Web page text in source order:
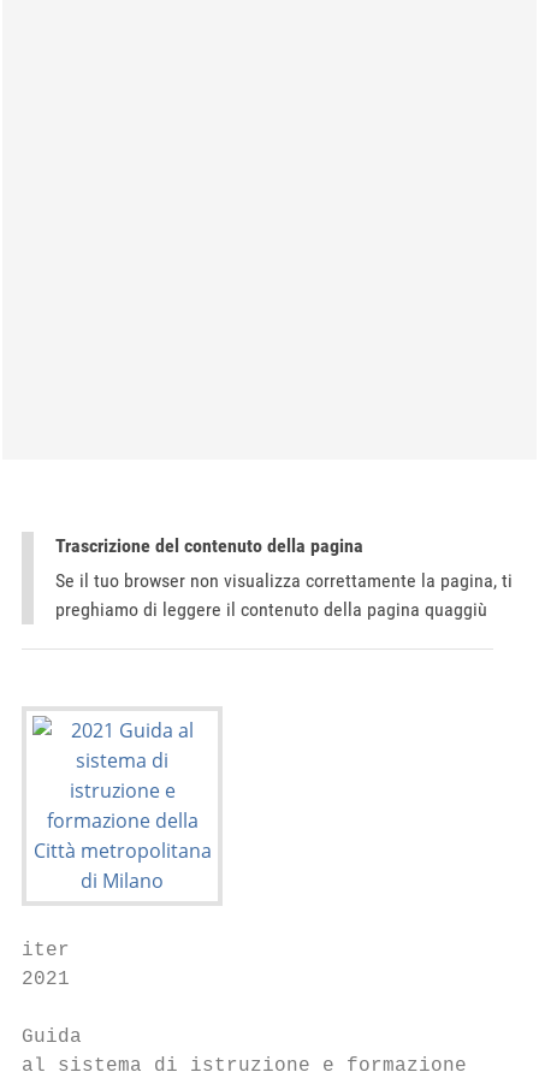
Trascrizione del contenuto della pagina
Se il tuo browser non visualizza correttamente la pagina, ti
preghiamo di leggere il contenuto della pagina quaggiù
iter
2021
Guida
al sistema di istruzione e formazione